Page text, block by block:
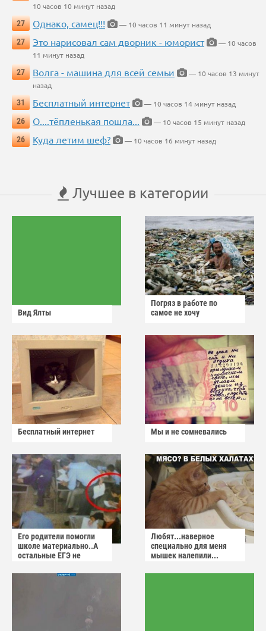
10 часов 10 минут назад
27
Однако, самец!!!
— 10 часов 11 минут назад
27
Это нарисовал сам дворник - юморист
— 10 часов
11 минут назад
27
Волга - машина для всей семьи
— 10 часов 13 минут
назад
31
Бесплатный интернет
— 10 часов 14 минут назад
26
О....тёпленькая пошла...
— 10 часов 15 минут назад
26
Куда летим шеф? — 10 часов 16 минут назад
Лучшее в категории
Вид Ялты
Погряз в работе по
самое не хочу
Бесплатный интернет Мы и не сомневались
Его родители помогли
школе материально..А
остальные ЕГЭ не
Любят...наверное
специально для меня
мышек налепили...